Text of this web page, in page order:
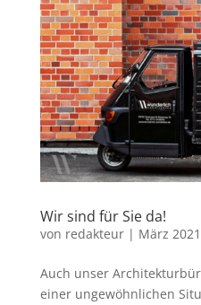
Wir sind für Sie da!
von redakteur| März 2021
Auch unser
einer ungewöhnlichen